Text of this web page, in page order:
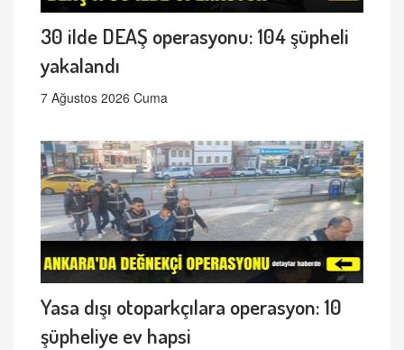
30 ilde DEAŞ operasyonu: 104 şüpheli
yakalandı
7 Ağustos 2026 Cuma
Yasa dışı otoparkçılara operasyon: 10
şüpheliye ev hapsi